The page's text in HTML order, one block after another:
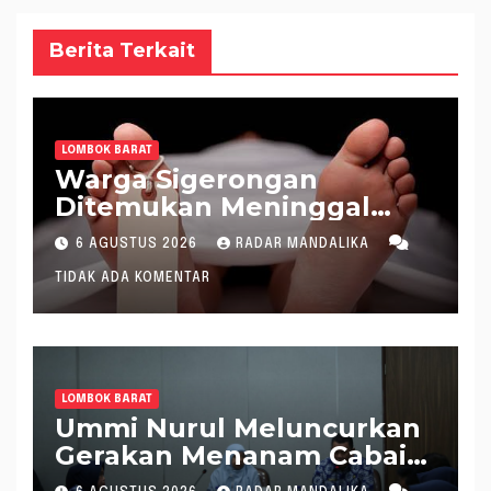
Berita Terkait
LOMBOK BARAT
Warga Sigerongan
Ditemukan Meninggal
saat Setrum Ikan di
Sungai
6 AGUSTUS 2026 RADAR MANDALIKA
TIDAK ADA KOMENTAR
LOMBOK BARAT
Ummi Nurul Meluncurkan
Gerakan Menanam Cabai
Tangani Inflasi